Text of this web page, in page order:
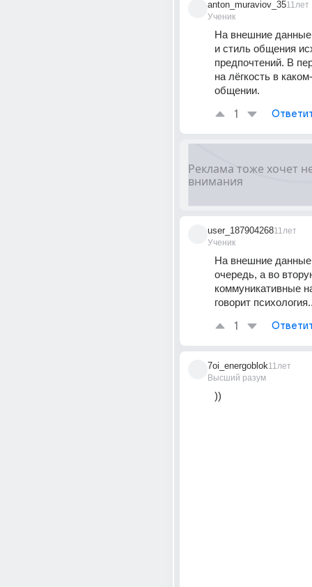
anton_muraviov_35
Ученик
11лет
На внешние
и стиль общения
предпочтений. В
на лёгкость в
общении.
1
user_187904268
Ученик
11лет
На внешние
очередь, а во
коммуникативные
говорит
1
7oi_energoblok
Высший разум
11лет
))